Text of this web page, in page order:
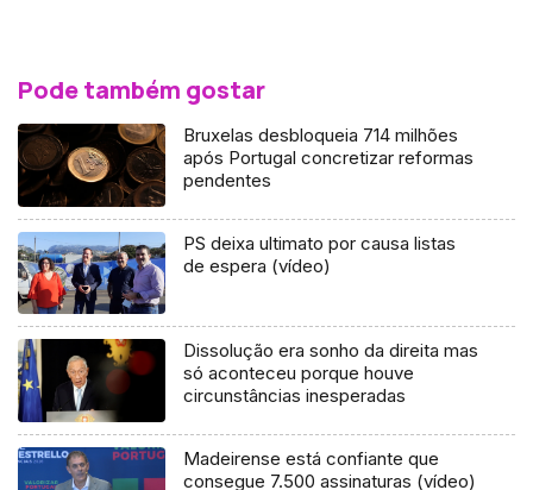
Pode também gostar
Bruxelas desbloqueia 714 milhões
após Portugal concretizar reformas
pendentes
PS deixa ultimato por causa listas
de espera (vídeo)
Dissolução era sonho da direita mas
só aconteceu porque houve
circunstâncias inesperadas
Madeirense está confiante que
consegue 7.500 assinaturas (vídeo)